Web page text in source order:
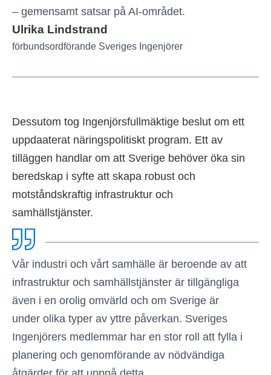
– gemensamt satsar på AI-området.
Ulrika Lindstrand
förbundsordförande Sveriges Ingenjörer
Dessutom tog Ingenjörsfullmäktige beslut om ett
uppdaaterat näringspolitiskt program. Ett av
tilläggen handlar om att Sverige behöver öka sin
beredskap i syfte att skapa robust och
motståndskraftig infrastruktur och
samhällstjänster.
Vår industri och vårt samhälle är beroende av att
infrastruktur och samhällstjänster är tillgängliga
även i en orolig omvärld och om Sverige är
under olika typer av yttre påverkan. Sveriges
Ingenjörers medlemmar har en stor roll att fylla i
planering och genomförande av nödvändiga